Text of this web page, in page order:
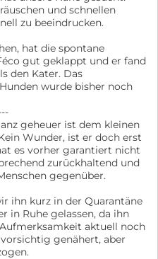
und schnellen
zu beeindrucken.
hat die spontane
gut geklappt und er fand
den Kater. Das
wurde bisher noch
geheuer ist dem kleinen
Wunder, ist er doch erst
es vorher garantiert nicht
zurückhaltend und
gegenüber.
ihn kurz in der Quarantäne
in Ruhe gelassen, da ihn
aktuell noch
genähert, aber